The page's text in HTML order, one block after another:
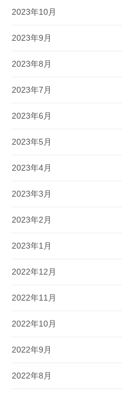
2023年10月
2023年9月
2023年8月
2023年7月
2023年6月
2023年5月
2023年4月
2023年3月
2023年2月
2023年1月
2022年12月
2022年11月
2022年10月
2022年9月
2022年8月